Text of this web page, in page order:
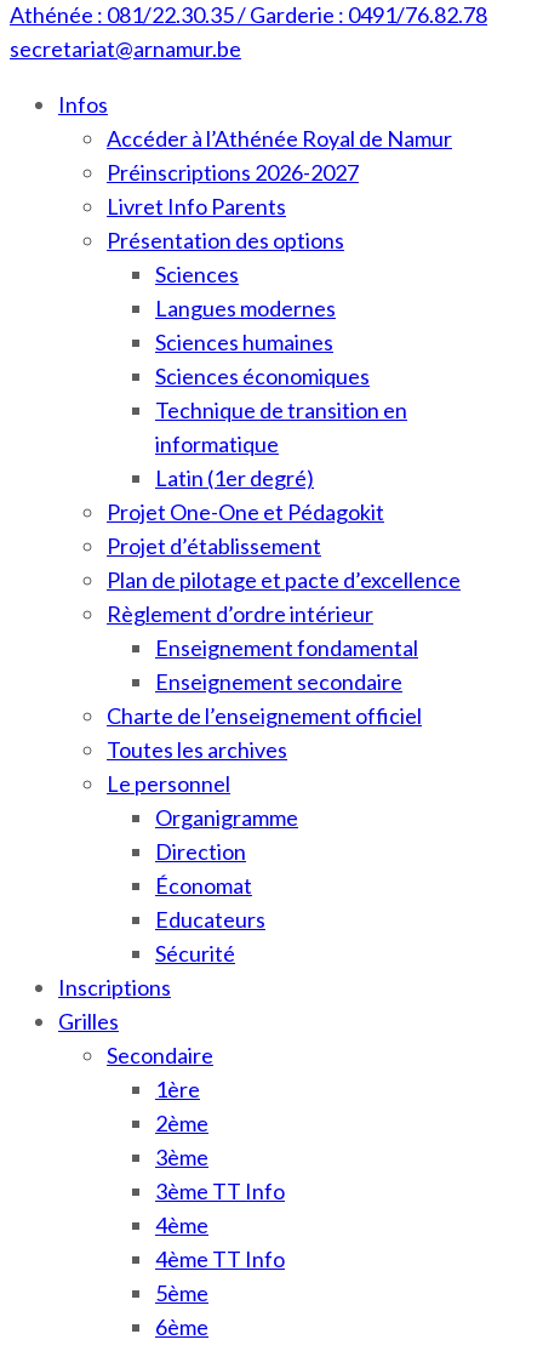
Athénée : 081/22.30.35 / Garderie : 0491/76.82.78
secretariat@arnamur.be
Infos
Accéder à l’Athénée Royal de Namur
Préinscriptions 2026-2027
Livret Info Parents
Présentation des options
Sciences
Langues modernes
Sciences humaines
Sciences économiques
Technique de transition en
informatique
Latin (1er degré)
Projet One-One et Pédagokit
Projet d’établissement
Plan de pilotage et pacte d’excellence
Règlement d’ordre intérieur
Enseignement fondamental
Enseignement secondaire
Charte de l’enseignement officiel
Toutes les archives
Le personnel
Organigramme
Direction
Économat
Educateurs
Sécurité
Inscriptions
Grilles
Secondaire
1ère
2ème
3ème
3ème TT Info
4ème
4ème TT Info
5ème
6ème